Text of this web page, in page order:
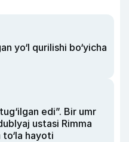
yo‘l qurilishi bo‘yicha
edi”. Bir umr
ustasi Rimma
hayoti